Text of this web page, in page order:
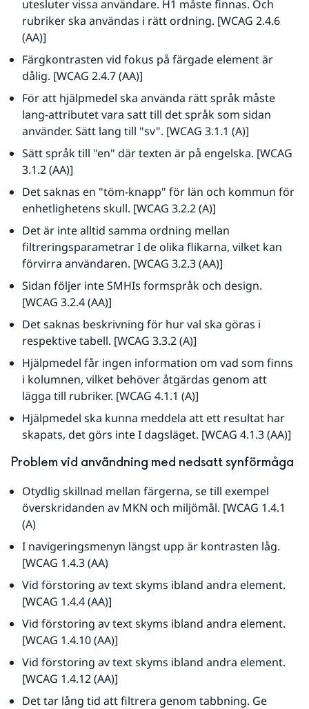
utesluter vissa användare. H1 måste finnas. Och
rubriker ska användas i rätt ordning. [WCAG 2.4.6
(AA)]
Färgkontrasten vid fokus på färgade element är
dålig. [WCAG 2.4.7 (AA)]
För att hjälpmedel ska använda rätt språk måste
lang-attributet vara satt till det språk som sidan
använder. Sätt lang till "sv". [WCAG 3.1.1 (A)]
Sätt språk till "en" där texten är på engelska. [WCAG
3.1.2 (AA)]
Det saknas en "töm-knapp" för län och kommun för
enhetlighetens skull. [WCAG 3.2.2 (A)]
Det är inte alltid samma ordning mellan
filtreringsparametrar I de olika flikarna, vilket kan
förvirra användaren. [WCAG 3.2.3 (AA)]
Sidan följer inte SMHIs formspråk och design.
[WCAG 3.2.4 (AA)]
Det saknas beskrivning för hur val ska göras i
respektive tabell. [WCAG 3.3.2 (A)]
Hjälpmedel får ingen information om vad som finns
i kolumnen, vilket behöver åtgärdas genom att
lägga till rubriker. [WCAG 4.1.1 (A)]
Hjälpmedel ska kunna meddela att ett resultat har
skapats, det görs inte I dagsläget. [WCAG 4.1.3 (AA)]
Problem vid användning med nedsatt synförmåga
Otydlig skillnad mellan färgerna, se till exempel
överskridanden av MKN och miljömål. [WCAG 1.4.1
(A)
I navigeringsmenyn längst upp är kontrasten låg.
[WCAG 1.4.3 (AA)
Vid förstoring av text skyms ibland andra element.
[WCAG 1.4.4 (AA)]
Vid förstoring av text skyms ibland andra element.
[WCAG 1.4.10 (AA)]
Vid förstoring av text skyms ibland andra element.
[WCAG 1.4.12 (AA)]
Det tar lång tid att filtrera genom tabbning. Ge